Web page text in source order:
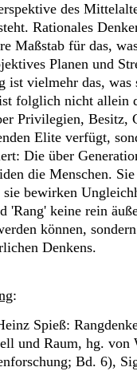
des
Rationales
Maßstab für das,
Planen und
ist vielmehr das,
folglich nicht allein
Privilegien, Besitz,
Elite verfügt,
Die über
die Menschen.
bewirken
'Rang' keine rein
können,
Denkens.
:
Spieß:
und Raum, hg. von
Bd. 6),